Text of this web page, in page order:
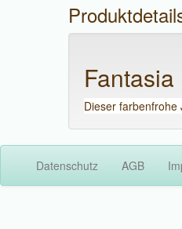
Fantasia
Dieser farbenfrohe
Datenschutz AGB